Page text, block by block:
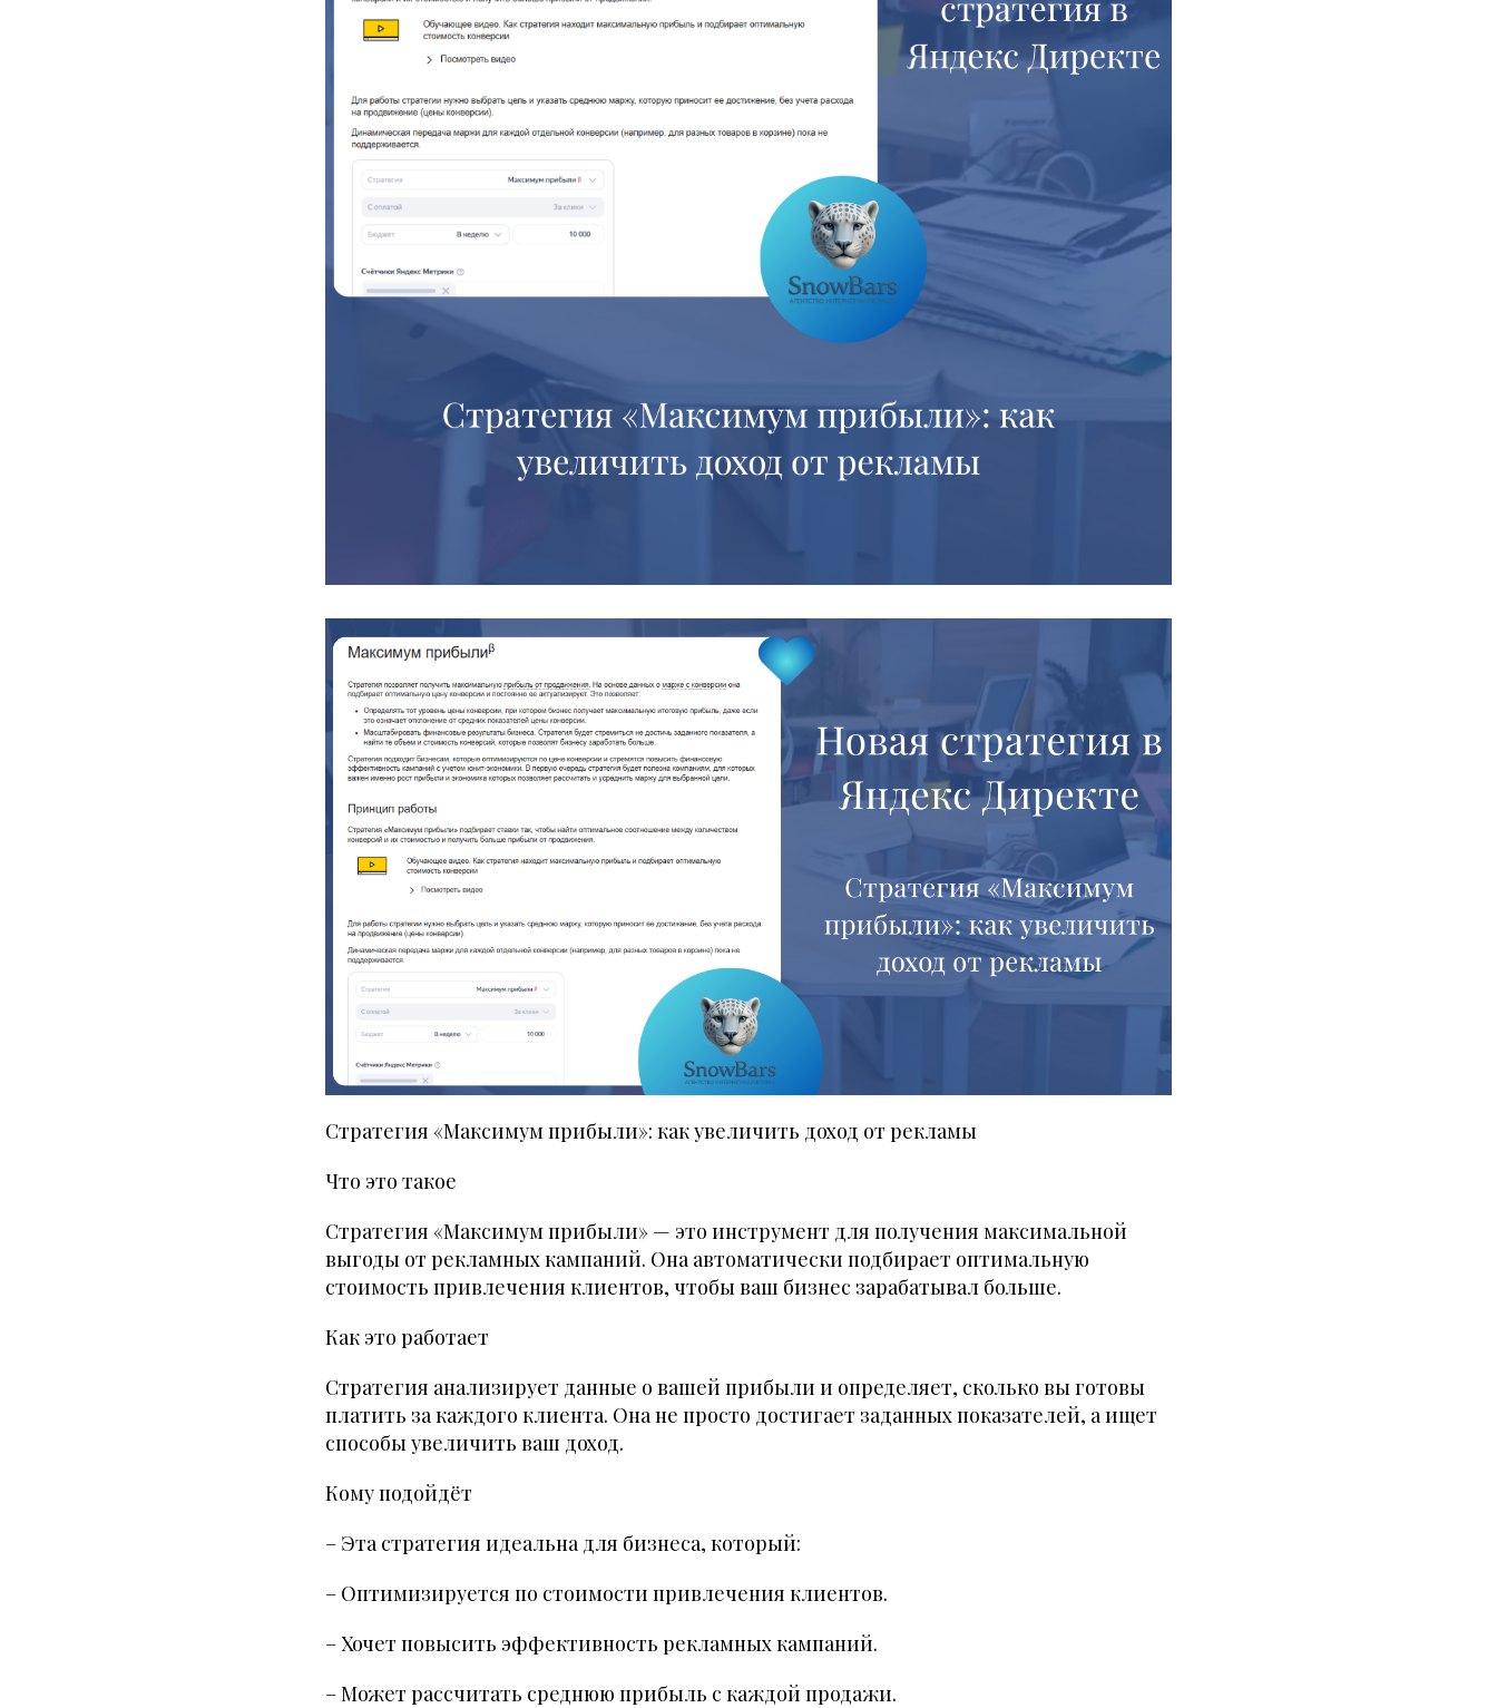
Стратегия «Максимум прибыли»: как увеличить доход от рекламы
Что это такое
Стратегия «Максимум прибыли» — это инструмент для получения максимальной
выгоды от рекламных кампаний. Она автоматически подбирает оптимальную
стоимость привлечения клиентов, чтобы ваш бизнес зарабатывал больше.
Как это работает
Стратегия анализирует данные о вашей прибыли и определяет, сколько вы готовы
платить за каждого клиента. Она не просто достигает заданных показателей, а ищет
способы увеличить ваш доход.
Кому подойдёт
– Эта стратегия идеальна для бизнеса, который:
– Оптимизируется по стоимости привлечения клиентов.
– Хочет повысить эффективность рекламных кампаний.
– Может рассчитать среднюю прибыль с каждой продажи.